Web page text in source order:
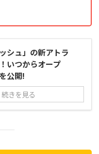
シュ」の新アトラ
いつからオープ
公開!
続きを見る